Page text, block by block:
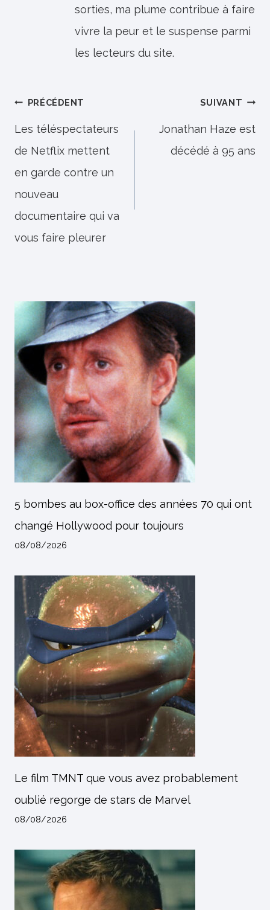
sorties, ma plume contribue à faire
vivre la peur et le suspense parmi
les lecteurs du site.
Navigation
de
l’article
PRÉCÉDENT
Les téléspectateurs
de Netflix mettent
en garde contre un
nouveau
documentaire qui va
vous faire pleurer
SUIVANT
Jonathan Haze est
décédé à 95 ans
5 bombes au box-office des années 70 qui ont
changé Hollywood pour toujours
08/08/2026
Le film TMNT que vous avez probablement
oublié regorge de stars de Marvel
08/08/2026